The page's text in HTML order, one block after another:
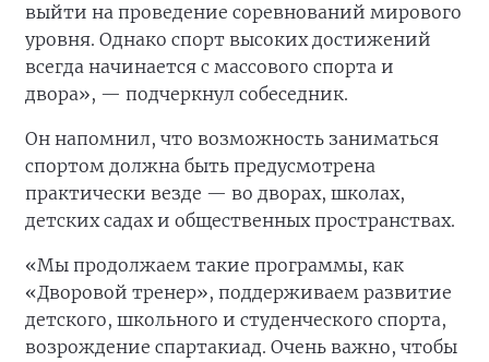
выйти на проведение соревнований мирового
уровня. Однако спорт высоких достижений
всегда начинается с массового спорта и
двора», — подчеркнул собеседник.
Он напомнил, что возможность заниматься
спортом должна быть предусмотрена
практически везде — во дворах, школах,
детских садах и общественных пространствах.
«Мы продолжаем такие программы, как
«Дворовой тренер», поддерживаем развитие
детского, школьного и студенческого спорта,
возрождение спартакиад. Очень важно, чтобы